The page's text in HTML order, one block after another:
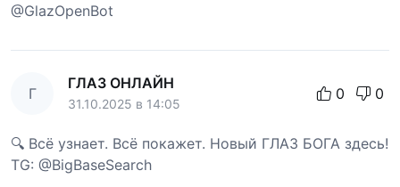
@GlazOpenBot
Г
ГЛАЗ ОНЛАЙН
31.10.2025 в 14:05
0 0
🔍 Всё узнает. Всё покажет. Новый ГЛАЗ БОГА здесь!
TG: @BigBaseSearch